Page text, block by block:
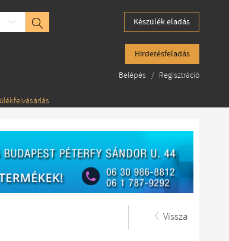
Készülék eladás
Hirdetésfeladás
Belépés / Regisztráció
Vissza